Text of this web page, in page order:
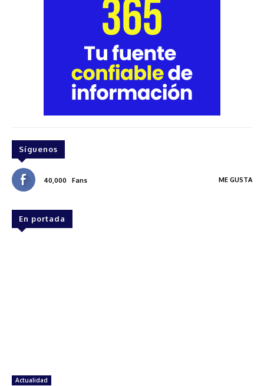
Síguenos
40,000 Fans ME GUSTA
En portada
Actualidad